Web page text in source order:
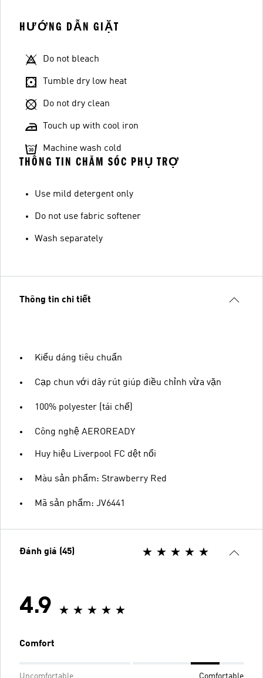
HƯỚNG DẪN GIẶT
Do not bleach
Tumble dry low heat
Do not dry clean
Touch up with cool iron
Machine wash cold
THÔNG TIN CHĂM SÓC PHỤ TRỢ
Use mild detergent only
Do not use fabric softener
Wash separately
Thông tin chi tiết
Kiểu dáng tiêu chuẩn
Cạp chun với dây rút giúp điều chỉnh vừa vặn
100% polyester (tái chế)
Công nghệ AEROREADY
Huy hiệu Liverpool FC dệt nổi
Màu sản phẩm: Strawberry Red
Mã sản phẩm: JV6441
Đánh giá (45)
4.9
Comfort
Uncomfortable Comfortable